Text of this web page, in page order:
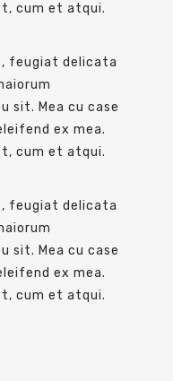
cum et atqui.
feugiat delicata
sit. Mea cu case
ex mea.
cum et atqui.
feugiat delicata
sit. Mea cu case
ex mea.
cum et atqui.